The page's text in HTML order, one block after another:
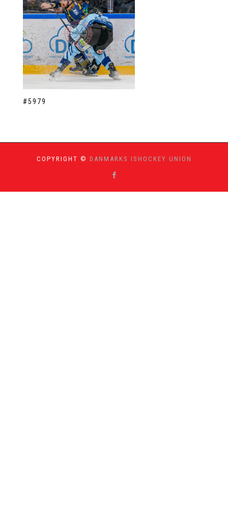
#5979
COPYRIGHT © DANMARKS ISHOCKEY UNION